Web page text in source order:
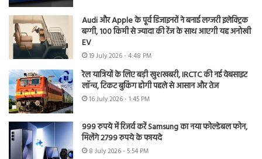
Audi और Apple के पूर्व डिजाइनरों ने बनाई लग्जरी इलेक्ट्रिक
बग्गी, 100 किमी से ज्यादा की रेंज के साथ आएगी यह अनोखी
EV
19 July 2026 - 4:48 PM
रेल यात्रियों के लिए बड़ी खुशखबरी, IRCTC की नई वेबसाइट
लॉन्च, टिकट बुकिंग होगी पहले से आसान और तेज
16 July 2026 - 1:45 PM
999 रुपये में रिजर्व करें Samsung का नया फोल्डेबल फोन,
मिलेंगे 2799 रुपये के फायदे
8 July 2026 - 5:54 PM